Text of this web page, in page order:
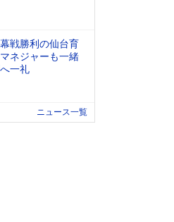
幕戦勝利の仙台育
ネジャーも一緒
一礼
ニュース一覧